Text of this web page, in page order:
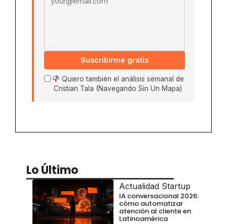
Suscribirme gratis
Quiero también el análisis semanal de
Cristian Tala (Navegando Sin Un Mapa)
Lo Último
Actualidad Startup
IA conversacional 2026:
cómo automatizar
atención al cliente en
Latinoamérica